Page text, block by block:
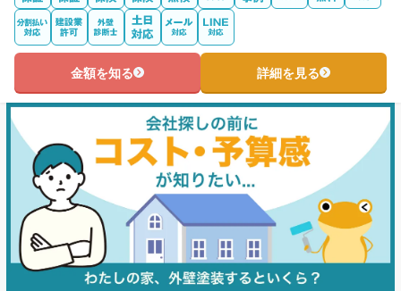
金額を知る 詳細を見る